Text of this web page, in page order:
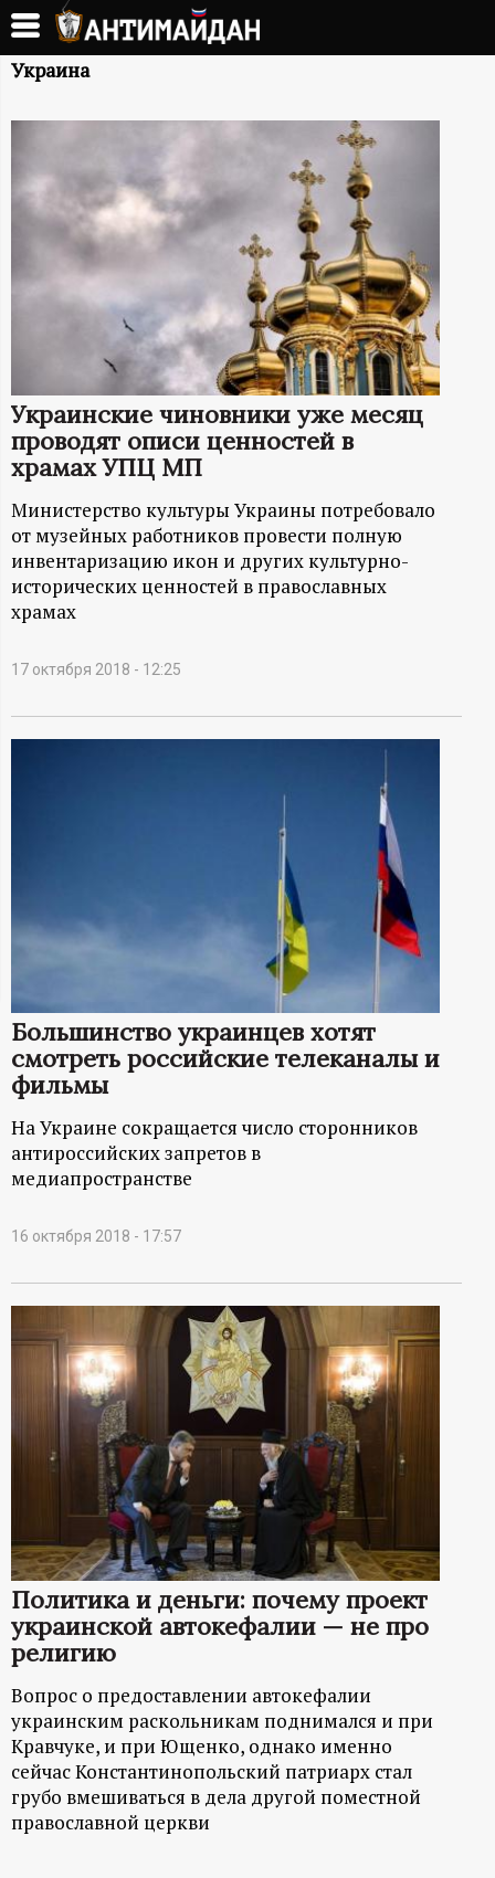
Перейти
основному
А
Н
Т
М
Й
Д
А
Н
-
и
н
м
ц
и
о
н
н
ы
й
о
т
а
л
Украина
Украинские чиновники уже месяц
проводят описи ценностей в
храмах УПЦ МП
Министерство культуры Украины потребовало
от музейных работников провести полную
инвентаризацию икон и других культурно-
исторических ценностей в православных
храмах
17 октября 2018 - 12:25
Большинство украинцев хотят
смотреть российские телеканалы и
фильмы
На Украине сокращается число сторонников
антироссийских запретов в
медиапространстве
16 октября 2018 - 17:57
Политика и деньги: почему проект
украинской автокефалии — не про
религию
Вопрос о предоставлении автокефалии
украинским раскольникам поднимался и при
Кравчуке, и при Ющенко, однако именно
сейчас Константинопольский патриарх стал
грубо вмешиваться в дела другой поместной
православной церкви